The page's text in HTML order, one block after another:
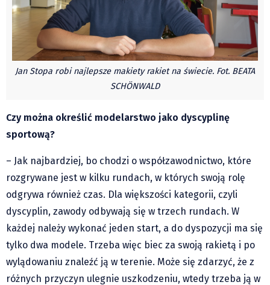
Kongres Polaków
Sejmiki Gminne 2024
PZKO
Placówki dyplomatyczne w CZ
Recenzje
Pop Art
Wydarzenia
Nasze biblioteki
Publicystyka
Zdaniem...
Pre-teksty i kon-teksty Łęckiego
Na posiónku pisane Milerskiego (archiwum)
Na granicy Księstwa Drobika (archiwum)
Jan Stopa robi najlepsze makiety rakiet na świecie. Fot. BEATA
SCHÖNWALD
Czy można określić modelarstwo jako dyscyplinę
sportową?
– Jak najbardziej, bo chodzi o współzawodnictwo, które
rozgrywane jest w kilku rundach, w których swoją rolę
odgrywa również czas. Dla większości kategorii, czyli
dyscyplin, zawody odbywają się w trzech rundach. W
każdej należy wykonać jeden start, a do dyspozycji ma się
tylko dwa modele. Trzeba więc biec za swoją rakietą i po
wylądowaniu znaleźć ją w terenie. Może się zdarzyć, że z
różnych przyczyn ulegnie uszkodzeniu, wtedy trzeba ją w